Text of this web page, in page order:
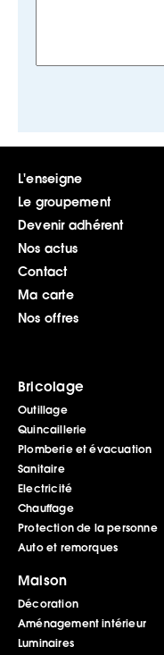
L'enseigne
Le groupement
Devenir adhérent
Nos actus
Contact
Ma carte
Nos offres
Bricolage
Outillage
Quincaillerie
Plomberie et évacuation
Sanitaire
Electricité
Chauffage
Protection de la personne
Auto et remorques
Maison
Décoration
Aménagement intérieur
Luminaires